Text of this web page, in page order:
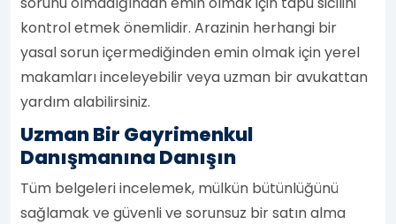
kontrol etmek önemlidir. Arazinin herhangi bir
yasal sorun içermediğinden emin olmak için yerel
makamları inceleyebilir veya uzman bir avukattan
yardım alabilirsiniz.
Uzman Bir Gayrimenkul
Danışmanına Danışın
Tüm belgeleri incelemek, mülkün bütünlüğünü
sağlamak ve güvenli ve sorunsuz bir satın alma